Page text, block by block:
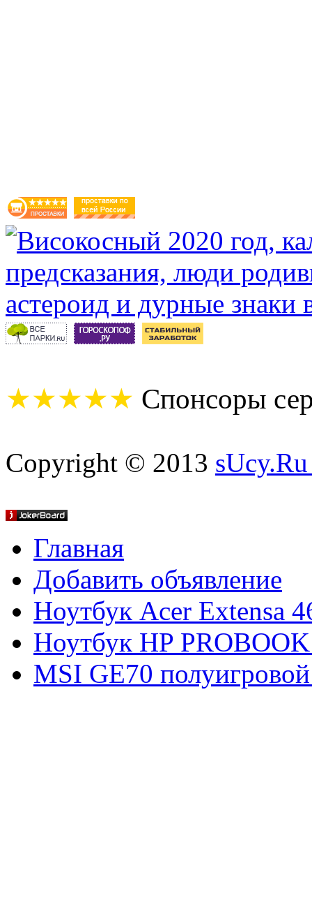
★★★★★ Спонсоры
Copyright © 2013
Главная
Добавить объявление
Ноутбук Acer Extensa
Ноутбук HP
MSI GE70